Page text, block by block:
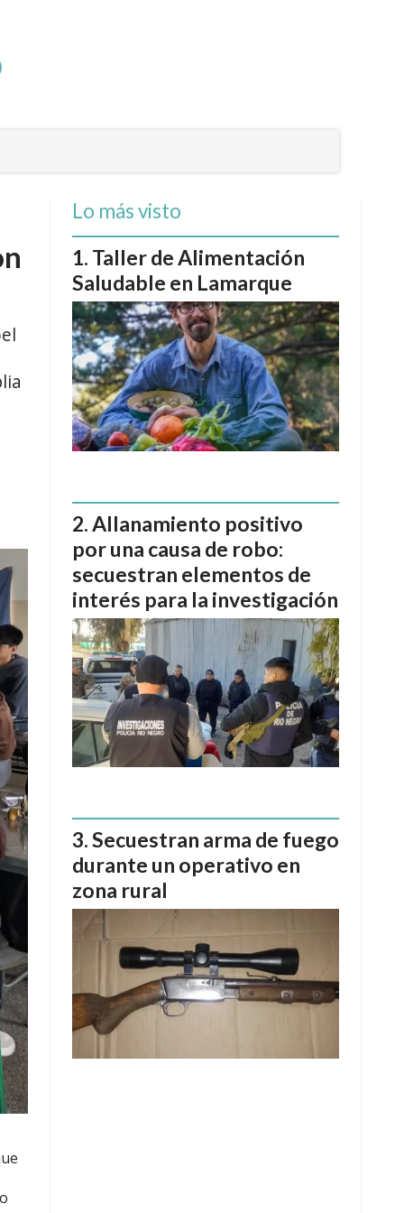
Lo más visto
Taller de Alimentación
Saludable en Lamarque
Allanamiento positivo
por una causa de robo:
secuestran elementos de
interés para la investigación
Secuestran arma de fuego
durante un operativo en
zona rural